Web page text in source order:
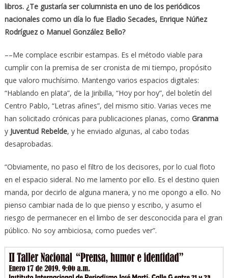
libros. ¿Te gustaría ser columnista en uno de los periódicos
nacionales como un día lo fue Eladio Secades, Enrique Núñez
Rodríguez o Manuel González Bello?
––Me complace escribir estampas. Es el método viable para
cumplir con la premisa de ser cronista de mi tiempo, propósito
que valoro muchísimo. Mantengo varios espacios digitales:
“Hablando en plata”, de la Jiribilla, “Hoy por hoy”, del boletín del
Centro Pablo, “Letras afines”, del mismo sitio. Varias veces me
han solicitado crónicas para publicaciones planas, como Granma
y Juventud Rebelde, y he enviado algunas, al cabo todas
desaprobadas.
“Obviamente, no paso el filtro de los decisores, por lo cual floto
en el espacio sideral. No me lamento por ello. Es el destino quien
manda, por decirlo de alguna manera, y no me opongo a ello. No
pienso cambiar nada de lo que pienso y escribo, y asumo el
riesgo de permanecer en el limbo de ser desconocida para el gran
público. No soy ambiciosa, como puedes ver”.